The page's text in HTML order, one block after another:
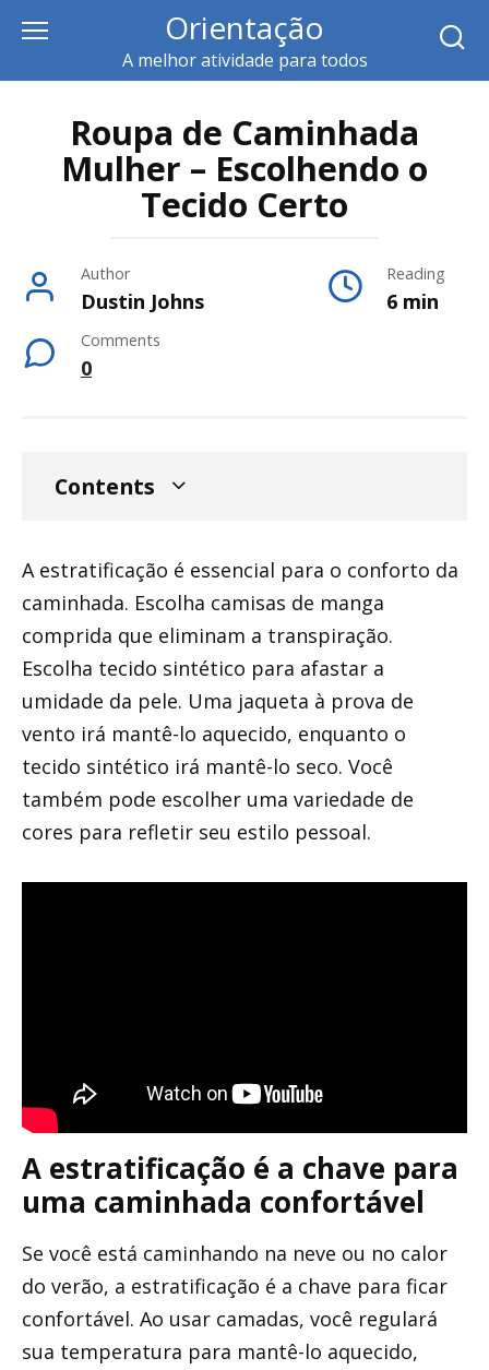
content
Orientação
A melhor atividade para todos
Roupa de Caminhada
Mulher – Escolhendo o
Tecido Certo
Author
Dustin Johns
Reading
6 min
Comments
0
Contents
A estratificação é essencial para o conforto da
caminhada. Escolha camisas de manga
comprida que eliminam a transpiração.
Escolha tecido sintético para afastar a
umidade da pele. Uma jaqueta à prova de
vento irá mantê-lo aquecido, enquanto o
tecido sintético irá mantê-lo seco. Você
também pode escolher uma variedade de
cores para refletir seu estilo pessoal.
A estratificação é a chave para
uma caminhada confortável
Se você está caminhando na neve ou no calor
do verão, a estratificação é a chave para ficar
confortável. Ao usar camadas, você regulará
sua temperatura para mantê-lo aquecido,